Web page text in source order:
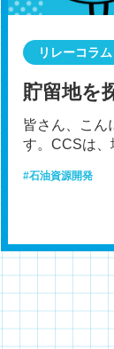
貯留地を
リレーコラム
皆さん、こん
す。CCSは、
地中貯留する
石油資源開発